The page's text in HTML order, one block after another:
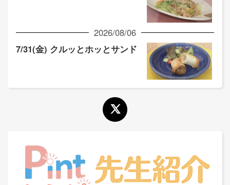
2026/08/06
7/31(金) クルッとホッとサンド